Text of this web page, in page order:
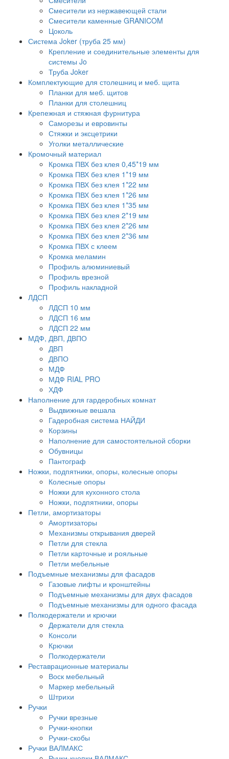
Смесители из нержавеющей стали
Смесители каменные GRANICOM
Цоколь
Система Joker (труба 25 мм)
Крепление и соединительные элементы для
системы Jo
Труба Joker
Комплектующие для столешниц и меб. щита
Планки для меб. щитов
Планки для столешниц
Крепежная и стяжная фурнитура
Саморезы и евровинты
Стяжки и эксцетрики
Уголки металлические
Кромочный материал
Кромка ПВХ без клея 0,45*19 мм
Кромка ПВХ без клея 1*19 мм
Кромка ПВХ без клея 1*22 мм
Кромка ПВХ без клея 1*26 мм
Кромка ПВХ без клея 1*35 мм
Кромка ПВХ без клея 2*19 мм
Кромка ПВХ без клея 2*26 мм
Кромка ПВХ без клея 2*36 мм
Кромка ПВХ с клеем
Кромка меламин
Профиль алюминиевый
Профиль врезной
Профиль накладной
ЛДСП
ЛДСП 10 мм
ЛДСП 16 мм
ЛДСП 22 мм
МДФ, ДВП, ДВПО
ДВП
ДВПО
МДФ
МДФ RIAL PRO
ХДФ
Наполнение для гардеробных комнат
Выдвижные вешала
Гадеробная система НАЙДИ
Корзины
Наполнение для самостоятельной сборки
Обувницы
Пантограф
Ножки, подпятники, опоры, колесные опоры
Колесные опоры
Ножки для кухонного стола
Ножки, подпятники, опоры
Петли, амортизаторы
Амортизаторы
Механизмы открывания дверей
Петли для стекла
Петли карточные и рояльные
Петли мебельные
Подъемные механизмы для фасадов
Газовые лифты и кронштейны
Подъемные механизмы для двух фасадов
Подъемные механизмы для одного фасада
Полкодержатели и крючки
Держатели для стекла
Консоли
Крючки
Полкодержатели
Реставрационные материалы
Воск мебельный
Маркер мебельный
Штрихи
Ручки
Ручки врезные
Ручки-кнопки
Ручки-скобы
Ручки ВАЛМАКС